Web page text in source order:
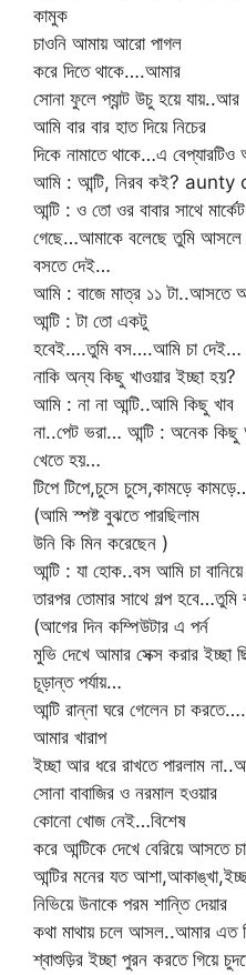
কামুক
চাওনি আমায় আরো পাগল
করে দিতে থাকে….আমার
সোনা ফুলে প্যান্ট উচু হয়ে যায়..আর
আমি বার বার হাত দিয়ে নিচের
দিকে নামাতে থাকে…এ
আমি : আন্টি, নিরব কই?
আন্টি : ও তো ওর বাবার সাথে
গেছে…আমাকে বলেছে তুমি আসলে
বসতে দেই…
আমি : বাজে মাত্র ১১ টা..আসতে
আন্টি : টা তো একটু
হবেই….তুমি বস….আমি চা দেই…
নাকি অন্য কিছু খাওয়ার ইচ্ছা হয়?
আমি : না না আন্টি..আমি কিছু খাব
না..পেট ভরা… আন্টি : অনেক কিছু
খেতে হয়…
টিপে টিপে,চুসে চুসে,কামড়ে
(আমি স্পষ্ট বুঝতে পারছিলাম
উনি কি মিন করেছেন )
আন্টি : যা হোক..বস আমি চা
তারপর তোমার সাথে গল্প
(আগের দিন কম্পিউটার এ পর্ন
মুভি দেখে আমার সেক্স করার ইচ্ছা
চূড়ান্ত পর্যায়…
আন্টি রান্না ঘরে গেলেন চা
আমার খারাপ
ইচ্ছা আর ধরে রাখতে পারলাম
সোনা বাবাজির ও নরমাল হওয়ার
কোনো খোজ নেই…বিশেষ
করে আন্টিকে দেখে বেরিয়ে আসতে
আন্টির মনের যত
নিভিয়ে উনাকে পরম শান্তি দেয়ার
কথা মাথায় চলে আসল..আমার
শ্বাশুড়ির ইচ্ছা পুরন করতে গিয়ে